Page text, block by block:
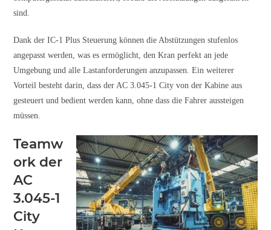
sind.
Dank der IC-1 Plus Steuerung können die Abstützungen stufenlos
angepasst werden, was es ermöglicht, den Kran perfekt an jede
Umgebung und alle Lastanforderungen anzupassen. Ein weiterer
Vorteil besteht darin, dass der AC 3.045-1 City von der Kabine aus
gesteuert und bedient werden kann, ohne dass die Fahrer aussteigen
müssen.
Teamw
ork der
AC
3.045-1
City